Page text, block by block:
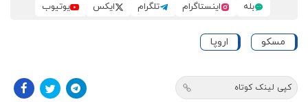
بله
اینستاگرام تلگرام ایکس یوتیوب
مسکو اروپا
کپی لینک کوتاه